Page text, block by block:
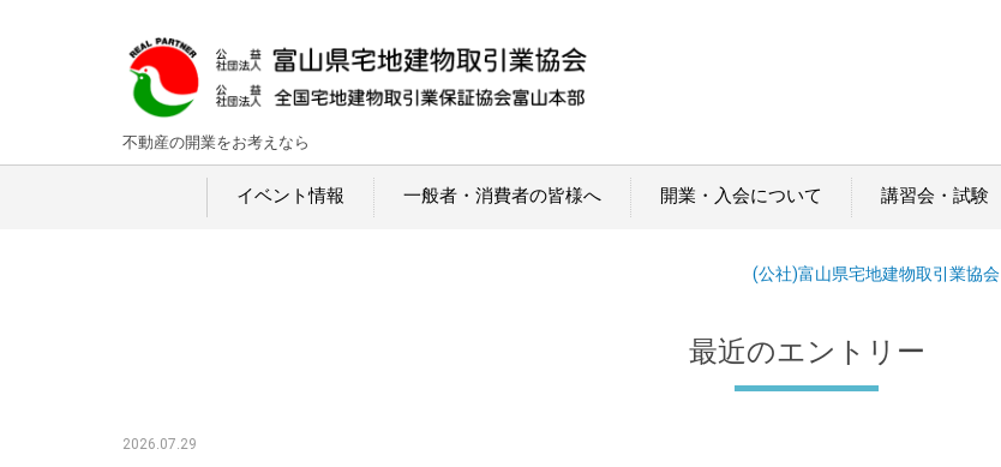
不動産の開業をお考えなら
イベント情報 一般者・消費者の皆様へ 開業・入会について 講習会・試験
(公社)富山県宅地建物取引業協会
最近のエントリー
2026.07.29